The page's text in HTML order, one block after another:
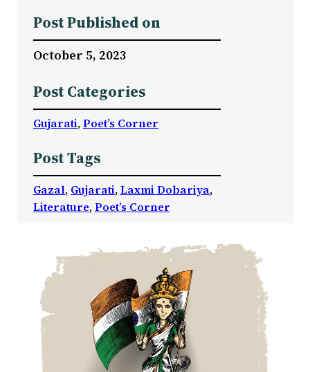
Post Published on
October 5, 2023
Post Categories
Gujarati, Poet’s Corner
Post Tags
Gazal, Gujarati, Laxmi Dobariya
Literature, Poet’s Corner